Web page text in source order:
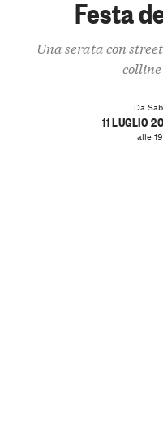
Festa
Una serata con
Da
11 LUGLIO
alle